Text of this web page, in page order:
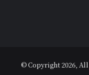
© Copyright 2026,